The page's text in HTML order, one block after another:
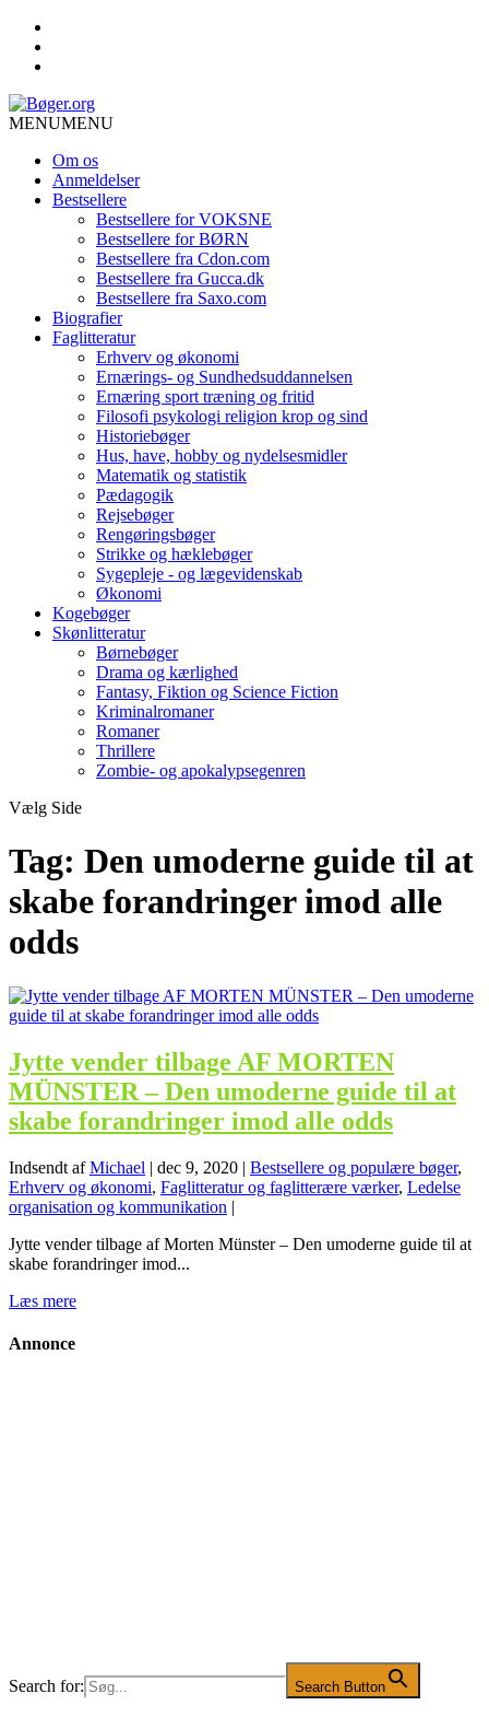
MENUMENU
Om os
Anmeldelser
Bestsellere
Bestsellere for VOKSNE
Bestsellere for BØRN
Bestsellere fra Cdon.com
Bestsellere fra Gucca.dk
Bestsellere fra Saxo.com
Biografier
Faglitteratur
Erhverv og økonomi
Ernærings- og Sundhedsuddannelsen
Ernæring sport træning og fritid
Filosofi psykologi religion krop og sind
Historiebøger
Hus, have, hobby og nydelsesmidler
Matematik og statistik
Pædagogik
Rejsebøger
Rengøringsbøger
Strikke og hæklebøger
Sygepleje - og lægevidenskab
Økonomi
Kogebøger
Skønlitteratur
Børnebøger
Drama og kærlighed
Fantasy, Fiktion og Science Fiction
Kriminalromaner
Romaner
Thrillere
Zombie- og apokalypsegenren
Vælg Side
Tag: Den umoderne guide til at
skabe forandringer imod alle
odds
Jytte vender tilbage AF MORTEN
MÜNSTER – Den umoderne guide til at
skabe forandringer imod alle odds
Indsendt afMichael | dec 9, 2020 | Bestsellere og populære bøger,
Erhverv og økonomi, Faglitteratur og faglitterære værker, Ledelse
organisation og kommunikation |
Jytte vender tilbage af Morten Münster – Den umoderne guide til at
skabe forandringer imod...
Læs mere
Annonce
Search for: Search Button